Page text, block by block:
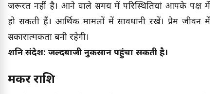
जरूरत नहीं है। आने वाले समय में परिस्थितियां आपके पक्ष में
हो सकती हैं। आर्थिक मामलों में सावधानी रखें। प्रेम जीवन में
सकारात्मकता बनी रहेगी।
शनि संदेश: जल्दबाजी नुकसान पहुंचा सकती है।
मकर राशि